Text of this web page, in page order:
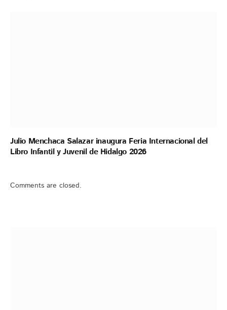
Julio Menchaca Salazar inaugura Feria Internacional del
Libro Infantil y Juvenil de Hidalgo 2026
Comments are closed.